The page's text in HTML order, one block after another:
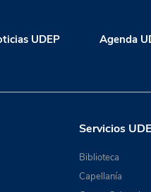
UDEP Agenda
Servicios
Biblioteca
Capellanía